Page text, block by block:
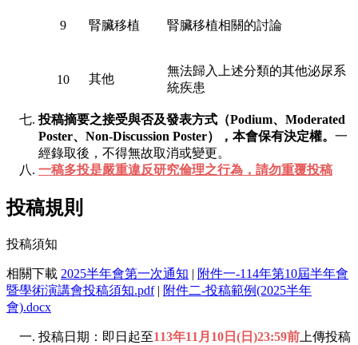
9 腎臟移植 腎臟移植相關的討論
10 其他
無法歸入上述分類的其他泌尿系
統疾患
投稿摘要之接受與否及發表方式（Podium、Moderated
Poster、Non-Discussion Poster），本會保有決定權。 一
經錄取後，不得無故取消或變更。
一稿多投是嚴重違反研究倫理之行為，請勿重覆投稿
投稿規則
投稿須知
相關下載 2025半年會第一次通知 | 附件一-114年第10屆半年會
暨學術演講會投稿須知.pdf| 附件二-投稿範例(2025半年
會).docx
投稿日期：即日起至113年11月10日(日)23:59前 上傳投稿